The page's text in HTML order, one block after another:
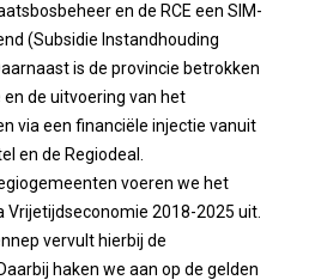
en de RCE een SIM-
(Subsidie Instandhouding
is de provincie betrokken
de uitvoering van het
via een financiële injectie vanuit
en de Regiodeal.
voeren we het
2018-2025 uit.
vervult hierbij de
haken we aan op de gelden